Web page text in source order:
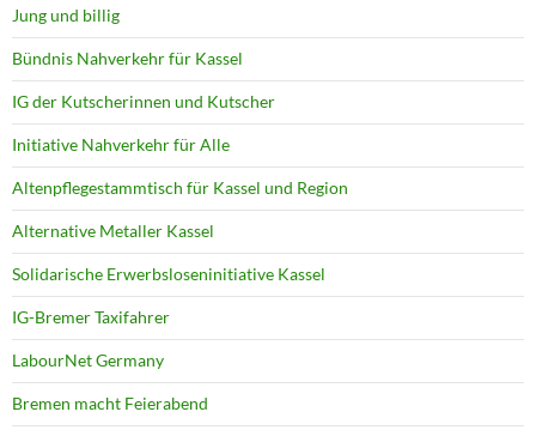
Jung und billig
Bündnis Nahverkehr für Kassel
IG der Kutscherinnen und Kutscher
Initiative Nahverkehr für Alle
Altenpflegestammtisch für Kassel und Region
Alternative Metaller Kassel
Solidarische Erwerbsloseninitiative Kassel
IG-Bremer Taxifahrer
LabourNet Germany
Bremen macht Feierabend